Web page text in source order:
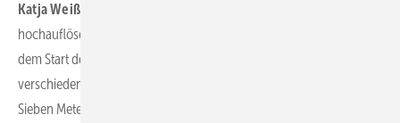
Katja Weißbach:
hochauflösende 61-Megapixel-Kamera detailliertes Bildmaterial. Vor
dem Start der Inspektion kann seit kurzem zwischen zwei
verschiedenen Auflösungen oder Distanzen gewählt werden:
Sieben Meter Abstand zum Blatt für 3,6 Pixel pro Millimeter oder 10